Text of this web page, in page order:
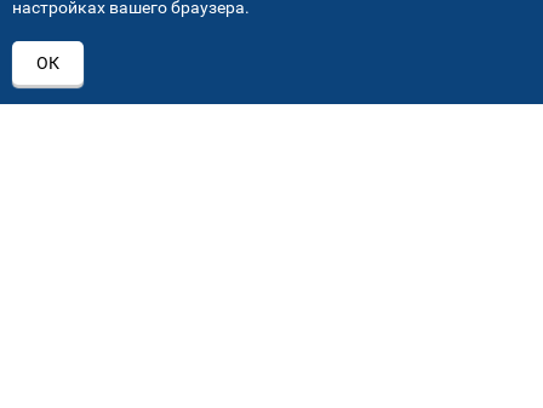
+7 (495) 640 07 01
настройках вашего браузера.
ОК